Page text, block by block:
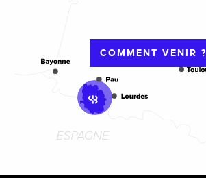
COMMENT VENIR ?